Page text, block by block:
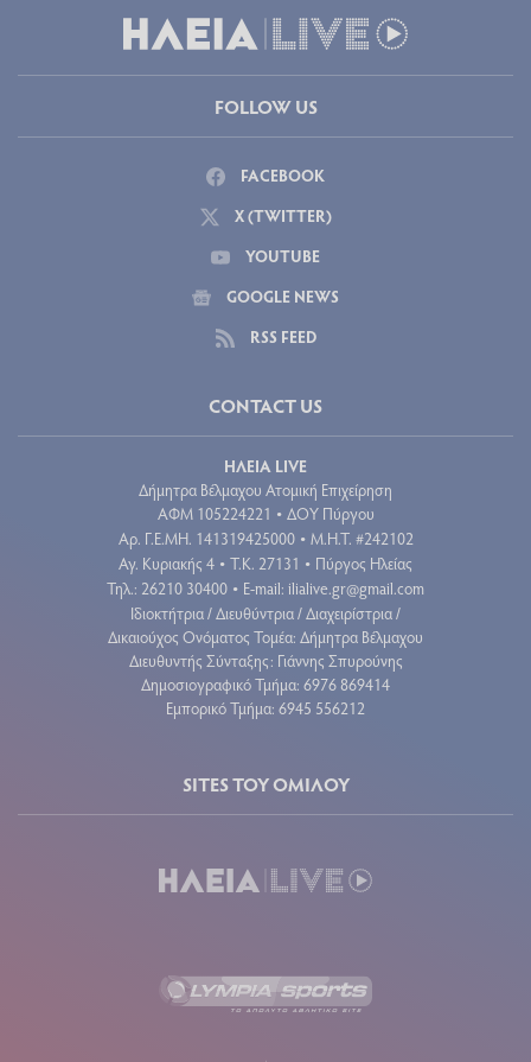
FOLLOW US
FACEBOOK
X (TWITTER)
YOUTUBE
GOOGLE NEWS
RSS FEED
CONTACT US
ΗΛΕΙΑ LIVE
Δήμητρα Βέλμαχου Ατομική Επιχείρηση
ΑΦΜ 105224221 • ΔΟΥ Πύργου
Aρ. Γ.Ε.ΜΗ. 141319425000 • Μ.Η.Τ. #242102
Αγ. Κυριακής 4 • Τ.Κ. 27131 • Πύργος Ηλείας
Τηλ.: 26210 30400 • E-mail: ilialive.gr@gmail.com
Ιδιοκτήτρια / Διευθύντρια / Διαχειρίστρια /
Δικαιούχος Ονόματος Τομέα: Δήμητρα Βέλμαχου
Διευθυντής Σύνταξης: Γιάννης Σπυρούνης
Δημοσιογραφικό Τμήμα: 6976 869414
Εμπορικό Τμήμα: 6945 556212
SITES ΤΟΥ ΟΜΙΛΟΥ